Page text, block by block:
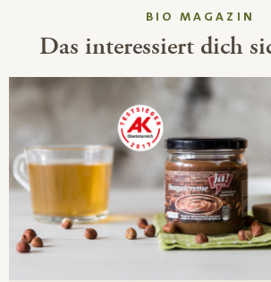
BIO MAGAZIN
Das interessiert dich